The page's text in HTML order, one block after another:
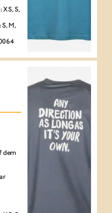
S,
M,
dem